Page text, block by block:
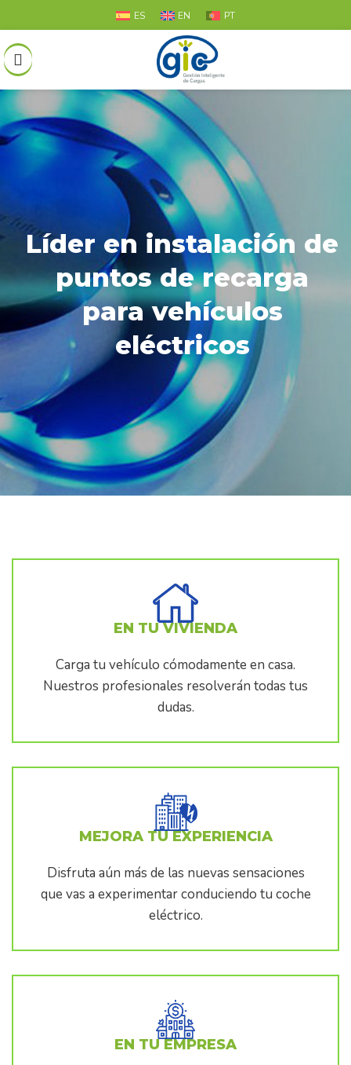
ES EN PT
Líder en instalación de
puntos de recarga
para vehículos
eléctricos
EN TU VIVIENDA
Carga tu vehículo cómodamente en casa.
Nuestros profesionales resolverán todas tus
dudas.
MEJORA TU EXPERIENCIA
Disfruta aún más de las nuevas sensaciones
que vas a experimentar conduciendo tu coche
eléctrico.
EN TU EMPRESA